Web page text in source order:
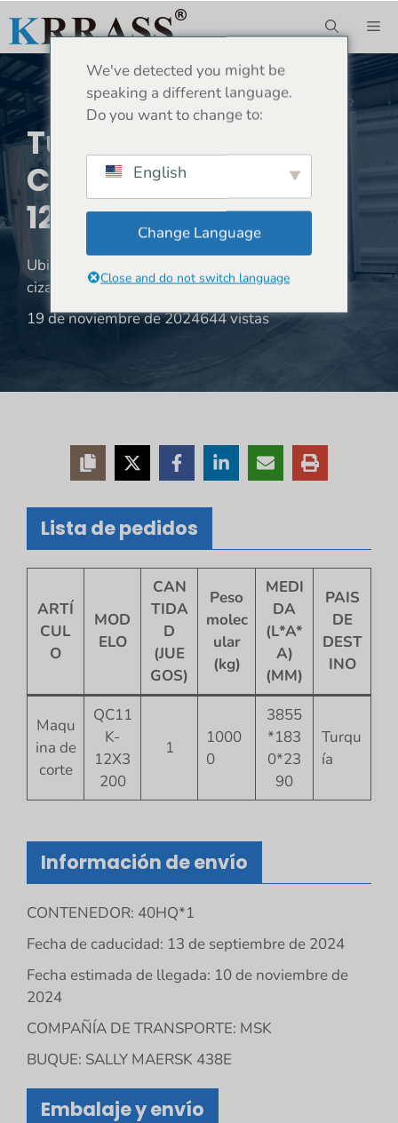
contenido
Türkiye - 1 Juego De
Cizalla QC11K-
12X3200
Ubicación:
cizalla QC11K-12X3200
19 de noviembre de 2024644 vistas
Lista de pedidos
ARTÍ
CUL
O
MOD
ELO
CAN
TIDA
D
(JUE
GOS)
Peso
molec
ular
(kg)
MEDI
DA
(L*A*
A)
(MM)
PAIS
DE
DEST
INO
Maqu
ina de
corte
QC11
K-
12X3
200
1
1000
0
3855
*183
0*23
90
Turqu
ía
Información de envío
CONTENEDOR: 40HQ*1
Fecha de caducidad: 13 de septiembre de 2024
Fecha estimada de llegada: 10 de noviembre de
2024
COMPAÑÍA DE TRANSPORTE: MSK
BUQUE: SALLY MAERSK 438E
Embalaje y envío
We've detected you might be
speaking a different language.
Do you want to change to:
English
Change Language
Close and do not switch language